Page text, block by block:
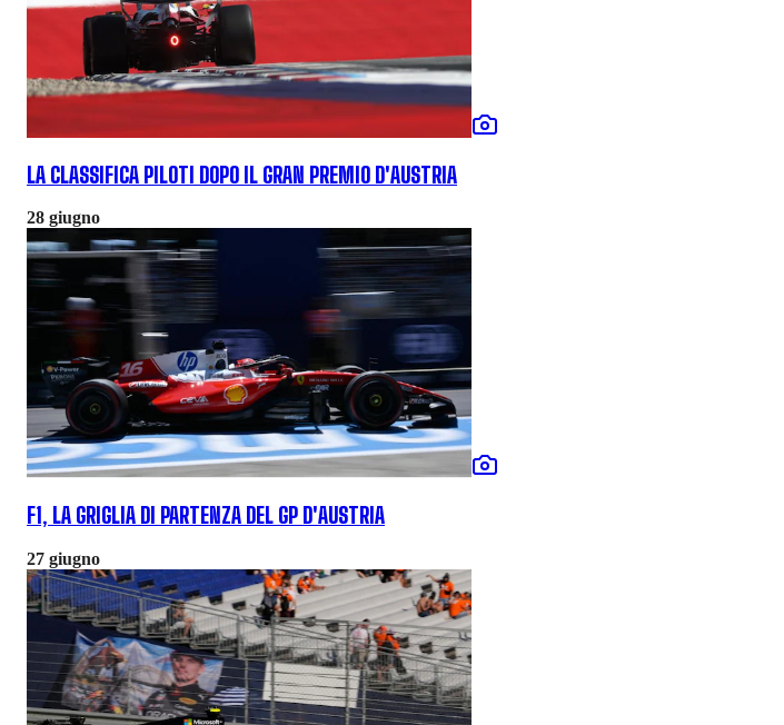
LA CLASSIFICA PILOTI DOPO IL GRAN PREMIO D'AUSTRIA
28 giugno
F1, LA GRIGLIA DI PARTENZA DEL GP D'AUSTRIA
27 giugno